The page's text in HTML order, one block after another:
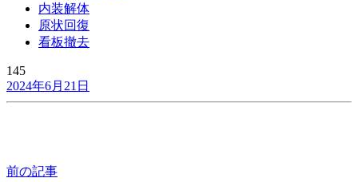
内装解体
原状回復
看板撤去
145
2024年6月21日
投
前の記事